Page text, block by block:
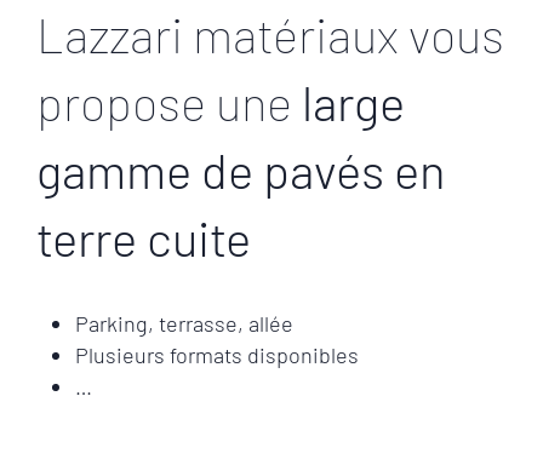
Lazzari matériaux vous
propose une large
gamme de pavés en
terre cuite
Parking, terrasse, allée
Plusieurs formats disponibles
…